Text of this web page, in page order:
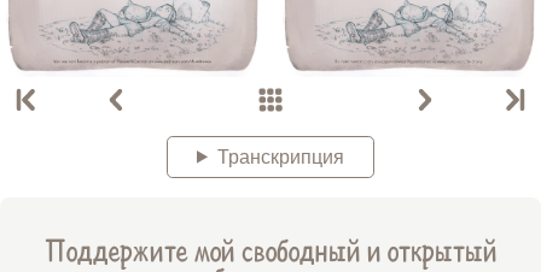
Транскрипция
Поддержите мой свободный и открытый